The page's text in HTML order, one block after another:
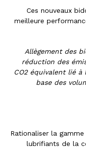
Ces nouveaux
meilleure
*Allègement des
réduction des
CO2 équivalent lié à
base des
Rationaliser la
lubrifiants de la